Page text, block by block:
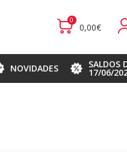
0
0,00€
NOVIDADES SALDOS
17/06/